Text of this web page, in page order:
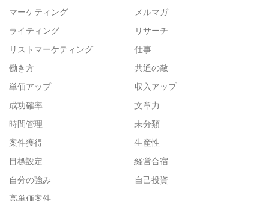
マーケティング
メルマガ
ライティング
リサーチ
リストマーケティング
仕事
働き方
共通の敵
単価アップ
収入アップ
成功確率
文章力
時間管理
未分類
案件獲得
生産性
目標設定
経営合宿
自分の強み
自己投資
高単価案件